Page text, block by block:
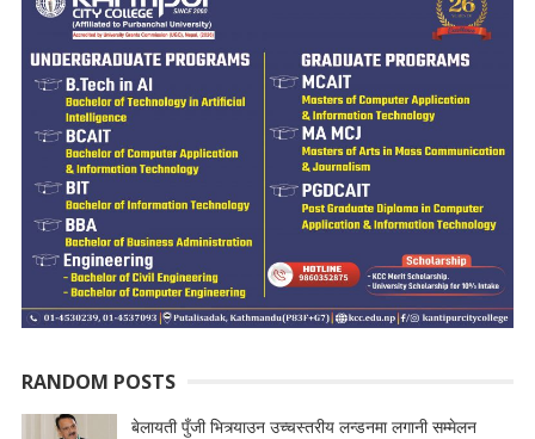
RANDOM POSTS
बेलायती पुँजी भित्र्याउन उच्चस्तरीय लन्डनमा लगानी सम्मेलन